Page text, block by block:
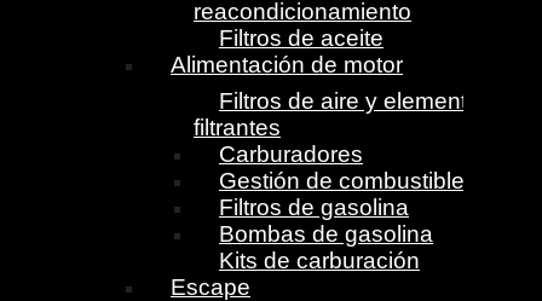
reacondicionamiento
Filtros de aceite
Alimentación de motor
Filtros de aire y elementos
filtrantes
Carburadores
Gestión de combustible
Filtros de gasolina
Bombas de gasolina
Kits de carburación
Escape